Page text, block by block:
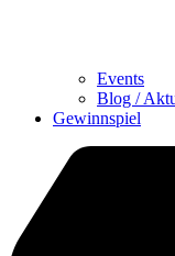
Events
Blog /
Gewinnspiel